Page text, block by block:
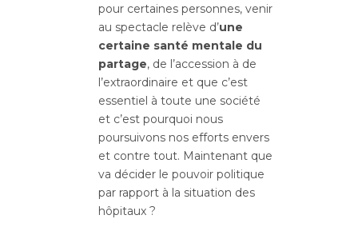
pour certaines personnes, venir
au spectacle relève d’une
certaine santé mentale du
partage, de l’accession à de
l’extraordinaire et que c’est
essentiel à toute une société
et c’est pourquoi nous
poursuivons nos efforts envers
et contre tout. Maintenant que
va décider le pouvoir politique
par rapport à la situation des
hôpitaux ?